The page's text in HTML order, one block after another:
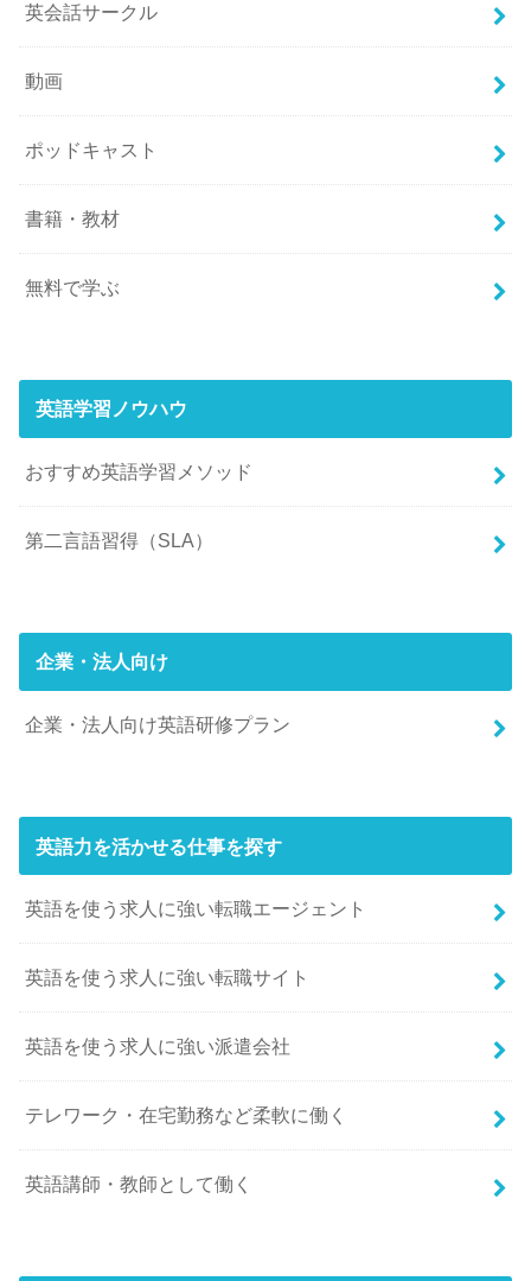
英会話サークル
動画
ポッドキャスト
書籍・教材
無料で学ぶ
英語学習ノウハウ
おすすめ英語学習メソッド
第二言語習得（SLA）
企業・法人向け
企業・法人向け英語研修プラン
英語力を活かせる仕事を探す
英語を使う求人に強い転職エージェント
英語を使う求人に強い転職サイト
英語を使う求人に強い派遣会社
テレワーク・在宅勤務など柔軟に働く
英語講師・教師として働く